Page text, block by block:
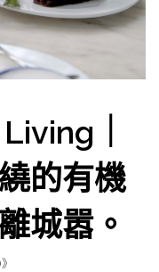
｜
的有機
城嚣。
》